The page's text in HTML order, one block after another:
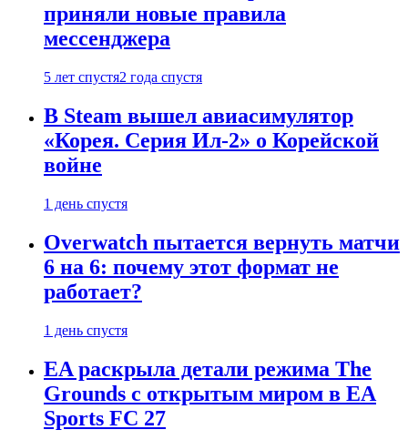
приняли новые правила
мессенджера
5 лет спустя2 года спустя
В Steam вышел авиасимулятор
«Корея. Серия Ил-2» о Корейской
войне
1 день спустя
Overwatch пытается вернуть матчи
6 на 6: почему этот формат не
работает?
1 день спустя
EA раскрыла детали режима The
Grounds с открытым миром в EA
Sports FC 27